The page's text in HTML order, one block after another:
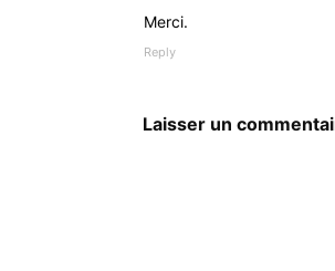
Merci.
Reply
Laisser un